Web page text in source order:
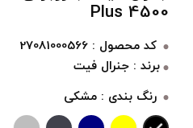
Plus 4500
کد محصول : 27081000566
برند : جنرال فیت
رنگ بندی : مشکی